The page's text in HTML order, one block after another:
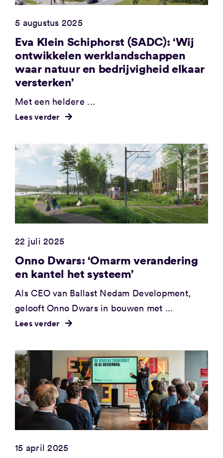
5 augustus 2025
Eva Klein Schiphorst (SADC): ‘Wij
ontwikkelen werklandschappen
waar natuur en bedrijvigheid elkaar
versterken’
Met een heldere ...
Lees verder
22 juli 2025
Onno Dwars: ‘Omarm verandering
en kantel het systeem’
Als CEO van Ballast Nedam Development,
gelooft Onno Dwars in bouwen met ...
Lees verder
15 april 2025